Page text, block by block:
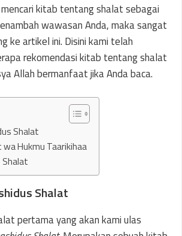
kitab tentang shalat sebagai
wawasan Anda, maka sangat
ke artikel ini. Disini kami telah
rekomendasi kitab tentang shalat
Allah bermanfaat jika Anda baca.
Shalat
wa Hukmu Taarikihaa
Shalat
Shalat
pertama yang akan kami ulas